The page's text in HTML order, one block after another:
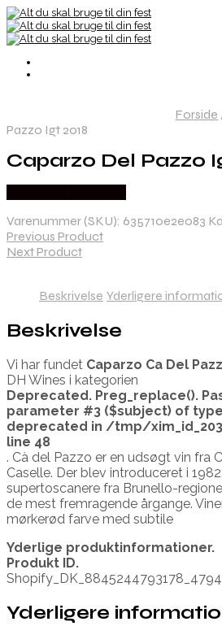
Forside
Pazzo Igt 2018
Caparzo Del Pazzo
Varenummer (SKU): 635710e2e083
Previous Product
Next Product
Beskrivelse Yderligere
Beskrivelse
Vi har fundet Caparzo Ca Del
DH Wines i kategorien
Deprecated. Preg_replace().
parameter #3 ($subject) of
deprecated in /tmp/
line 48
. Cà del Pazzo er en udsøgt vin fra
Caselle. Der blev introduceret i
supertoscanere fra Brunello-
de mest fremragende årgange.
mørkerød farve med subtile
Yderlige produktinformationer.
Produkt ID.
Yderligere